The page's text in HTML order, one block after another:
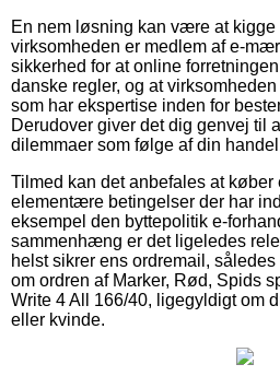
En nem løsning kan være at kigge
virksomheden er medlem af e-
sikkerhed for at online
danske regler, og at
som har ekspertise inden for
Derudover giver det dig genvej til
dilemmaer som følge af din
Tilmed kan det anbefales at
elementære betingelser der har
eksempel den byttepolitik e-
sammenhæng er det ligeledes
helst sikrer ens ordremail,
om ordren af Marker, Rød, Spids
Write 4 All 166/40, ligegyldigt om
eller kvinde.